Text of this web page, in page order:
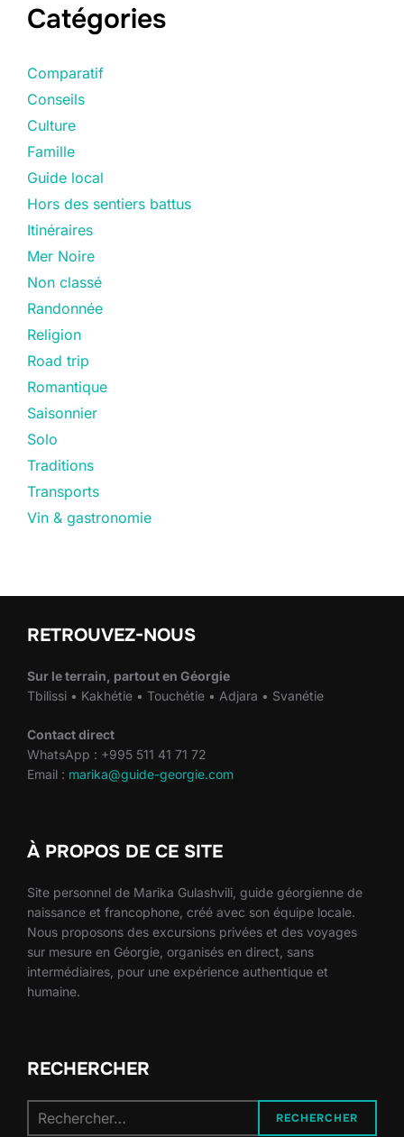
Catégories
Comparatif
Conseils
Culture
Famille
Guide local
Hors des sentiers battus
Itinéraires
Mer Noire
Non classé
Randonnée
Religion
Road trip
Romantique
Saisonnier
Solo
Traditions
Transports
Vin & gastronomie
RETROUVEZ-NOUS
Sur le terrain, partout en Géorgie
Tbilissi • Kakhétie • Touchétie • Adjara • Svanétie
Contact direct
WhatsApp : +995 511 41 71 72
Email : marika@guide-georgie.com
À PROPOS DE CE SITE
Site personnel de Marika Gulashvili, guide géorgienne de
naissance et francophone, créé avec son équipe locale.
Nous proposons des excursions privées et des voyages
sur mesure en Géorgie, organisés en direct, sans
intermédiaires, pour une expérience authentique et
humaine.
RECHERCHER
Recherche
pour :
RECHERCHER